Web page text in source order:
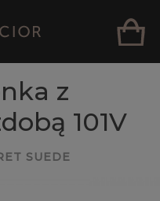
z
101V
SUEDE